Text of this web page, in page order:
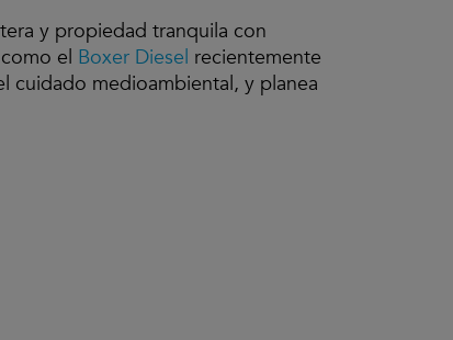
y propiedad tranquila con
el Boxer Diesel recientemente
cuidado medioambiental, y planea